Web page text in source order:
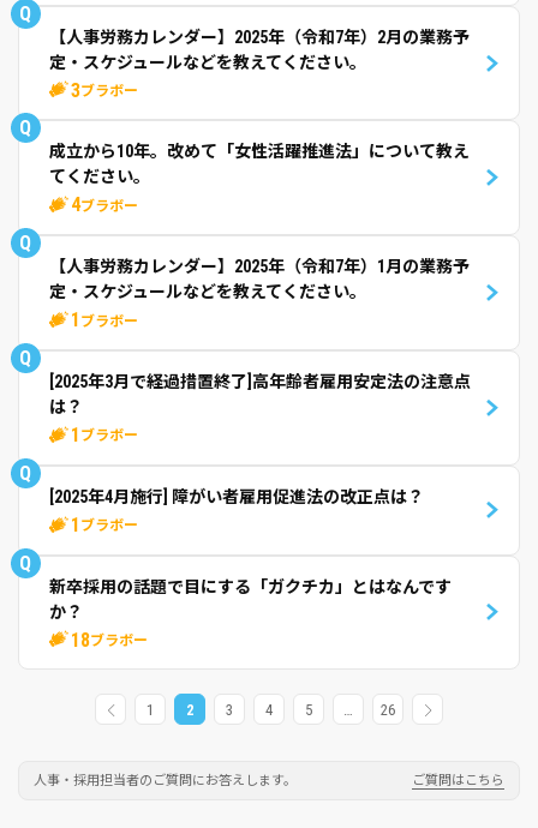
Q
【人事労務カレンダー】2025年（令和7年）2月の業務予
定・スケジュールなどを教えてください。
3ブラボー
Q
成立から10年。改めて「女性活躍推進法」について教え
てください。
4ブラボー
Q
【人事労務カレンダー】2025年（令和7年）1月の業務予
定・スケジュールなどを教えてください。
1 ブラボー
Q
[2025年3月で経過措置終了]高年齢者雇用安定法の注意点
は？
1 ブラボー
Q
[2025年4月施行] 障がい者雇用促進法の改正点は？
1 ブラボー
Q
新卒採用の話題で目にする「ガクチカ」とはなんです
か？
18ブラボー
1 2 3 4 5 … 26
人事・採用担当者のご質問にお答えします。 ご質問はこちら